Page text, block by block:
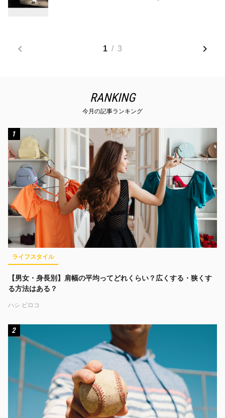
1 / 3
RANKING
今月の記事ランキング
1
ライフスタイル
【男女・身長別】肩幅の平均ってどれくらい？広くする・狭くす
る方法はある？
ハシ ビロコ
2